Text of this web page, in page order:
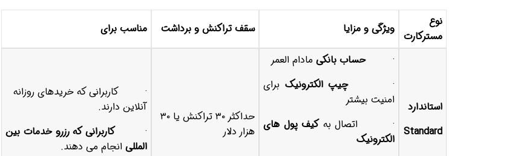
نوع
مسترکارت
ویژگی و مزایا سقف تراکنش و برداشت مناسب برای
استاندارد
Standard
·حساب بانکی مادام العمر
·چیپ الکترونیک برای
امنیت بیشتر
· اتصال بهکیف پول های
الکترونیک
حداکثر ۳۰ تراکنش یا ۳۰
هزار دلار
· کاربرانی که خریدهای روزانه
آنلاین دارند.
·کاربرانی که رزرو خدمات بین
المللی انجام می دهند.